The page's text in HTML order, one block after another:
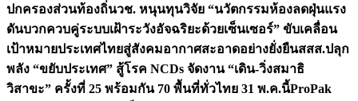
ปกครองส่วนท้องถิ่นวช. หนุนทุนวิจัย “นวัตกรรมห้องลดฝุ่นแรง
ดันบวกควบคู่ระบบเฝ้าระวังอัจฉริยะด้วยเซ็นเซอร์” ขับเคลื่อน
เป้าหมายประเทศไทยสู่สังคมอากาศสะอาดอย่างยั่งยืนสสส.ปลุก
พลัง “ขยับประเทศ” สู้โรค NCDs จัดงาน “เดิน-วิ่งสมาธิ
วิสาขะ” ครั้งที่ 25 พร้อมกัน 70 พื้นที่ทั่วไทย 31 พ.ค.นี้ProPak